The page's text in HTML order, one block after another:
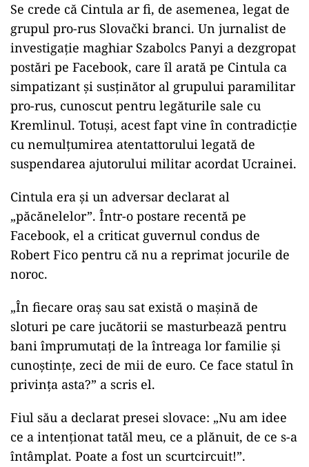
Se crede că Cintula ar fi, de asemenea, legat de
grupul pro-rus Slovački branci. Un jurnalist de
investigație maghiar Szabolcs Panyi a dezgropat
postări pe Facebook, care îl arată pe Cintula ca
simpatizant și susținător al grupului paramilitar
pro-rus, cunoscut pentru legăturile sale cu
Kremlinul. Totuși, acest fapt vine în contradicție
cu nemulțumirea atentattorului legată de
suspendarea ajutorului militar acordat Ucrainei.
Cintula era și un adversar declarat al
„păcănelelor”. Într-o postare recentă pe
Facebook, el a criticat guvernul condus de
Robert Fico pentru că nu a reprimat jocurile de
noroc.
„În fiecare oraș sau sat există o mașină de
sloturi pe care jucătorii se masturbează pentru
bani împrumutați de la întreaga lor familie și
cunoștințe, zeci de mii de euro. Ce face statul în
privința asta?” a scris el.
Fiul său a declarat presei slovace: „Nu am idee
ce a intenționat tatăl meu, ce a plănuit, de ce s-a
întâmplat. Poate a fost un scurtcircuit!”.